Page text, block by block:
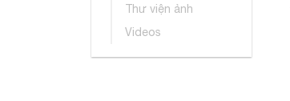
Thư viện ảnh
Videos